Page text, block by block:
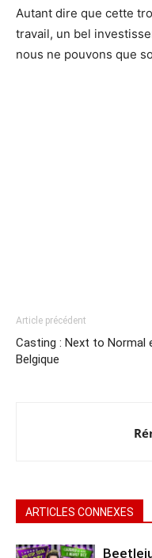
Autant dire que cette
travail, un bel
nous ne pouvons que
Article précédent
Casting : Next to Normal
Belgique
ARTICLES CONNEXES